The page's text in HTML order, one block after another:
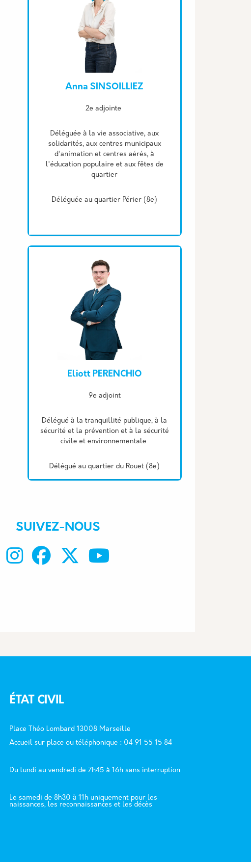
Anna SINSOILLIEZ
2e adjointe
Déléguée à la vie associative, aux
solidarités, aux centres municipaux
d'animation et centres aérés, à
l'éducation populaire et aux fêtes de
quartier
Déléguée au quartier Périer (8e)
Eliott PERENCHIO
9e adjoint
Délégué à la tranquillité publique, à la
sécurité et la prévention et à la sécurité
civile et environnementale
Délégué au quartier du Rouet (8e)
SUIVEZ-NOUS
ÉTAT CIVIL
Place Théo Lombard 13008 Marseille
Accueil sur place ou téléphonique : 04 91 55 15 84
Du lundi au vendredi de 7h45 à 16h sans interruption
Le samedi de 8h30 à 11h uniquement pour les
naissances, les reconnaissances et les décès